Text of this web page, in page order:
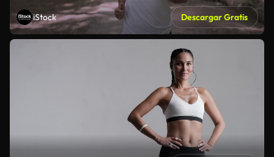
iStock Descargar Gratis